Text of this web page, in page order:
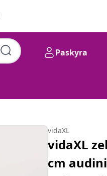
Paskyra
vidaXL
vidaXL
cm